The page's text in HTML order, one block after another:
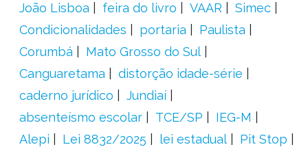
João Lisboa
feira do livro VAAR
Simec
Condicionalidades
portaria
Paulista
Corumbá
Mato Grosso do Sul
Canguaretama
distorção idade-série
caderno jurídico
Jundiaí
absenteísmo escolar
TCE/SP
IEG-M
Alepi
Lei 8832/2025 lei estadual
Pit Stop